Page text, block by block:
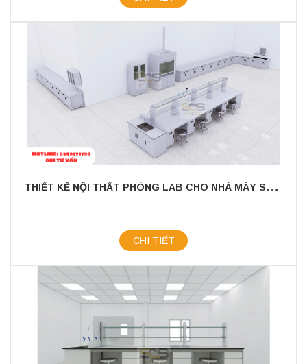
CHI TIẾT